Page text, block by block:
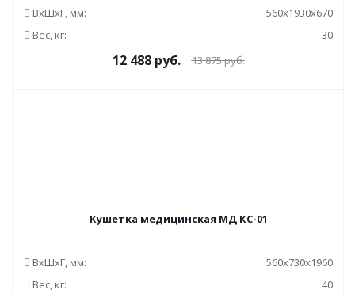
ВxШxГ, мм:
560x1930x670
Вес, кг:
30
12 488руб. 13 875руб.
Кушетка медицинская МД КС-01
ВxШxГ, мм:
560x730x1960
Вес, кг:
40